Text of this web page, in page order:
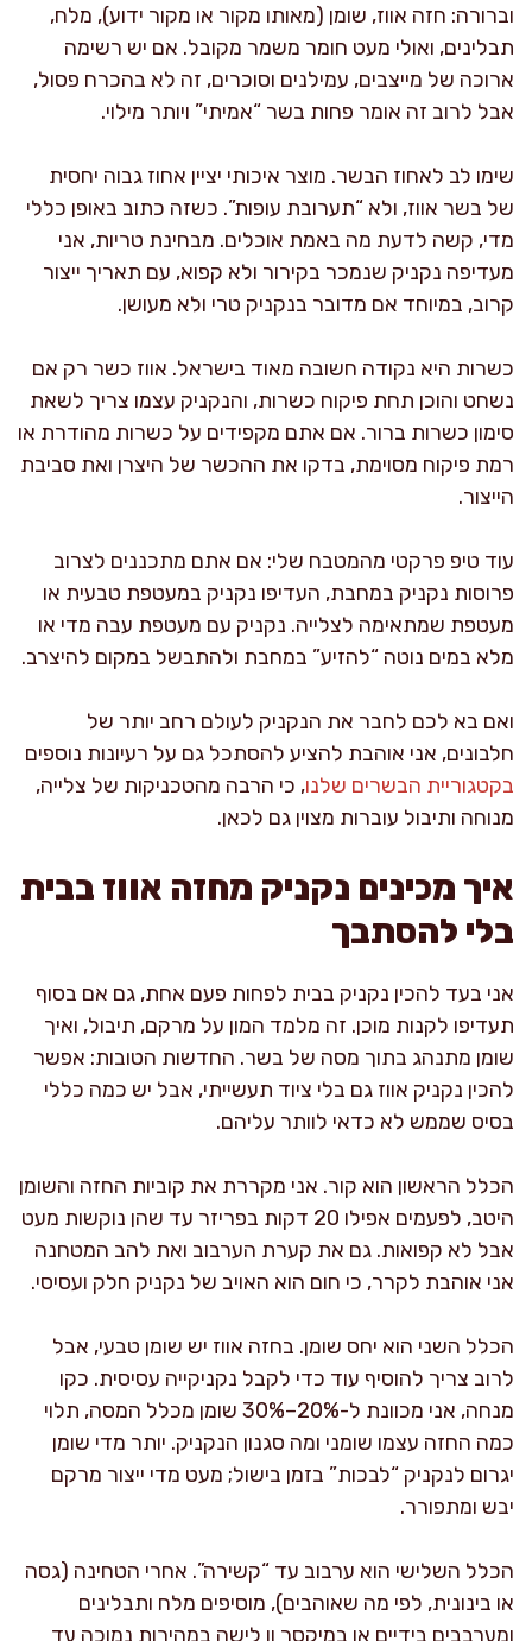
וברורה: חזה אווז, שומן (מאותו מקור או מקור ידוע), מלח,
תבלינים, ואולי מעט חומר משמר מקובל. אם יש רשימה
ארוכה של מייצבים, עמילנים וסוכרים, זה לא בהכרח פסול,
אבל לרוב זה אומר פחות בשר “אמיתי” ויותר מילוי.
שימו לב לאחוז הבשר. מוצר איכותי יציין אחוז גבוה יחסית
של בשר אווז, ולא “תערובת עופות”. כשזה כתוב באופן כללי
מדי, קשה לדעת מה באמת אוכלים. מבחינת טריות, אני
מעדיפה נקניק שנמכר בקירור ולא קפוא, עם תאריך ייצור
קרוב, במיוחד אם מדובר בנקניק טרי ולא מעושן.
כשרות היא נקודה חשובה מאוד בישראל. אווז כשר רק אם
נשחט והוכן תחת פיקוח כשרות, והנקניק עצמו צריך לשאת
סימון כשרות ברור. אם אתם מקפידים על כשרות מהודרת או
רמת פיקוח מסוימת, בדקו את ההכשר של היצרן ואת סביבת
הייצור.
עוד טיפ פרקטי מהמטבח שלי: אם אתם מתכננים לצרוב
פרוסות נקניק במחבת, העדיפו נקניק במעטפת טבעית או
מעטפת שמתאימה לצלייה. נקניק עם מעטפת עבה מדי או
מלא במים נוטה “להזיע” במחבת ולהתבשל במקום להיצרב.
ואם בא לכם לחבר את הנקניק לעולם רחב יותר של
חלבונים, אני אוהבת להציע להסתכל גם על רעיונות נוספים
בקטגוריית הבשרים שלנו, כי הרבה מהטכניקות של צלייה,
מנוחה ותיבול עוברות מצוין גם לכאן.
איך מכינים נקניק מחזה אווז בבית
בלי להסתבך
אני בעד להכין נקניק בבית לפחות פעם אחת, גם אם בסוף
תעדיפו לקנות מוכן. זה מלמד המון על מרקם, תיבול, ואיך
שומן מתנהג בתוך מסה של בשר. החדשות הטובות: אפשר
להכין נקניק אווז גם בלי ציוד תעשייתי, אבל יש כמה כללי
בסיס שממש לא כדאי לוותר עליהם.
הכלל הראשון הוא קור. אני מקררת את קוביות החזה והשומן
היטב, לפעמים אפילו 20 דקות בפריזר עד שהן נוקשות מעט
אבל לא קפואות. גם את קערת הערבוב ואת להב המטחנה
אני אוהבת לקרר, כי חום הוא האויב של נקניק חלק ועסיסי.
הכלל השני הוא יחס שומן. בחזה אווז יש שומן טבעי, אבל
לרוב צריך להוסיף עוד כדי לקבל נקניקייה עסיסית. כקו
מנחה, אני מכוונת ל-20%–30% שומן מכלל המסה, תלוי
כמה החזה עצמו שומני ומה סגנון הנקניק. יותר מדי שומן
יגרום לנקניק “לבכות” בזמן בישול; מעט מדי ייצור מרקם
יבש ומתפורר.
הכלל השלישי הוא ערבוב עד “קשירה”. אחרי הטחינה (גסה
או בינונית, לפי מה שאוהבים), מוסיפים מלח ותבלינים
ומערבבים בידיים או במיקסר וו לישה במהירות נמוכה עד